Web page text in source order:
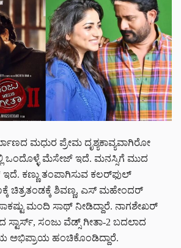
ಮಧುರ ಪ್ರೇಮ ದೃಶ್ಯಕಾವ್ಯವಾಗಿರೋ
ಒಂದೊಳ್ಳೆ ಮೆಸೇಜ್ ಇದೆ. ಮನಸ್ಸಿಗೆ ಮುದ
ಕಣ್ಣು ತಂಪಾಗಿಸುವ ಕಲರ್‌ಫುಲ್
ಚಿತ್ರತಂಡಕ್ಕೆ ಶಿವಣ್ಣ, ಎಸ್ ಮಹೇಂದರ್
ಮಂದಿ ಸಾಥ್ ನೀಡಿದ್ದಾರೆ. ನಾಗಶೇಖರ್
ಸ್ಟಾರ್ಸ್‌, ಸಂಜು ವೆಡ್ಸ್ ಗೀತಾ-2 ಬದಲಾದ
ಅಭಿಪ್ರಾಯ ಹಂಚಿಕೊಂಡಿದ್ದಾರೆ.